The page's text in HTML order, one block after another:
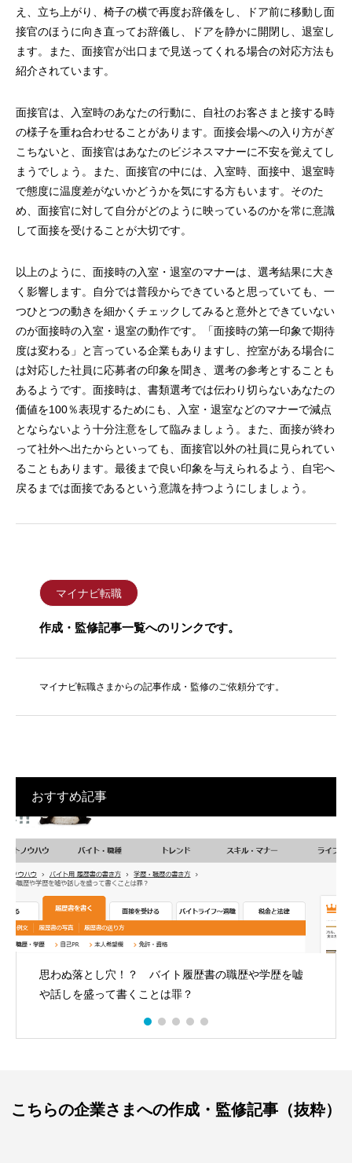
え、立ち上がり、椅子の横で再度お辞儀をし、ドア前に移動し面
接官のほうに向き直ってお辞儀し、ドアを静かに開閉し、退室し
ます。また、面接官が出口まで見送ってくれる場合の対応方法も
紹介されています。
面接官は、入室時のあなたの行動に、自社のお客さまと接する時
の様子を重ね合わせることがあります。面接会場への入り方がぎ
こちないと、面接官はあなたのビジネスマナーに不安を覚えてし
まうでしょう。また、面接官の中には、入室時、面接中、退室時
で態度に温度差がないかどうかを気にする方もいます。そのた
め、面接官に対して自分がどのように映っているのかを常に意識
して面接を受けることが大切です。
以上のように、面接時の入室・退室のマナーは、選考結果に大き
く影響します。自分では普段からできていると思っていても、一
つひとつの動きを細かくチェックしてみると意外とできていない
のが面接時の入室・退室の動作です。「面接時の第一印象で期待
度は変わる」と言っている企業もありますし、控室がある場合に
は対応した社員に応募者の印象を聞き、選考の参考とすることも
あるようです。面接時は、書類選考では伝わり切らないあなたの
価値を100％表現するためにも、入室・退室などのマナーで減点
とならないよう十分注意をして臨みましょう。また、面接が終わ
って社外へ出たからといっても、面接官以外の社員に見られてい
ることもあります。最後まで良い印象を与えられるよう、自宅へ
戻るまでは面接であるという意識を持つようにしましょう。
おすすめ記事
思わぬ落とし穴！？ バイト履歴書の職歴や学歴を嘘
や話しを盛って書くことは罪？
マイナビ転職
作成・監修記事一覧へのリンクです。
マイナビ転職さまからの記事作成・監修のご依頼分です。
こちらの企業さまへの作成・監修記事（抜粋）